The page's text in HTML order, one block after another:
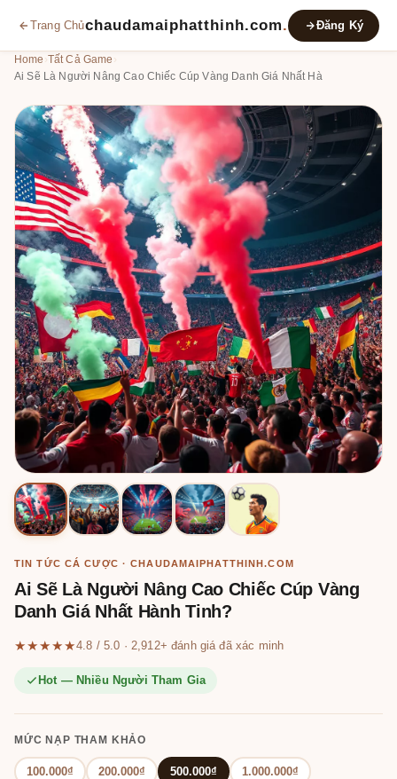
Trang Chủchaudamaiphatthinh.com. Đăng Ký
Home ›Tất Cả Game ›
Ai Sẽ Là Người Nâng Cao Chiếc Cúp Vàng Danh Giá Nhất Hà
TIN TỨC CÁ CƯỢC · CHAUDAMAIPHATTHINH.COM
Ai Sẽ Là Người Nâng Cao Chiếc Cúp Vàng
Danh Giá Nhất Hành Tinh?
★★★★★4.8 / 5.0 · 2,912+ đánh giá đã xác minh
Hot — Nhiều Người Tham Gia
MỨC NẠP THAM KHẢO
100.000₫ 200.000₫ 500.000₫ 1.000.000₫